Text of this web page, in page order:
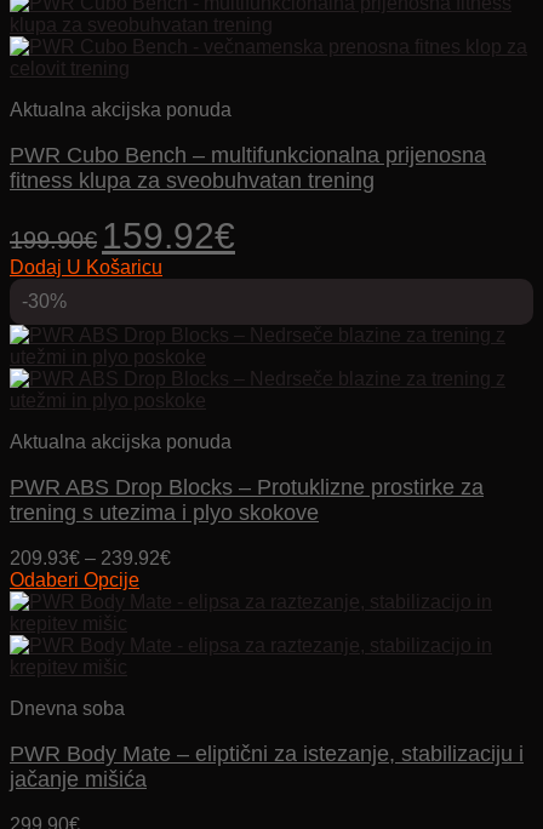
Aktualna akcijska ponuda
PWR Cubo Bench – multifunkcionalna prijenosna
fitness klupa za sveobuhvatan trening
199.90€
Izvorna
cijena
bila
159.92€cijena
Dodaj U Košaricu
-30%
Aktualna akcijska ponuda
PWR ABS Drop Blocks – Protuklizne prostirke za
trening s utezima i plyo skokove
209.93€ – 239.92€Price
209.93€
239.92€
Odaberi Opcije
Ovaj
proizvod
ima
više
Opcije
mogu
odabrati
na
stranici
Dnevna soba
PWR Body Mate – eliptični za istezanje, stabilizaciju i
jačanje mišića
299.90€